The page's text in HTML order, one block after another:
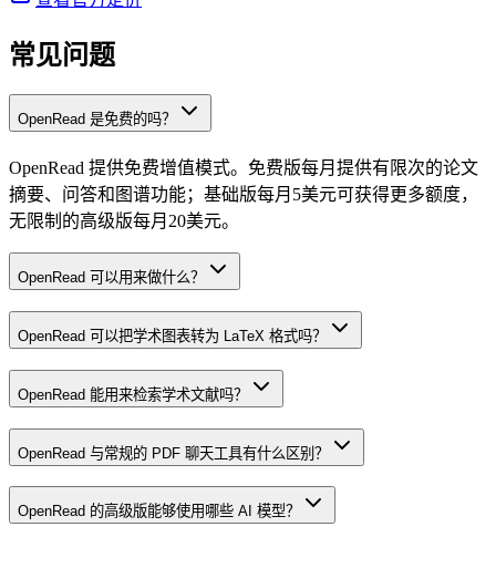
常见问题
OpenRead 是免费的吗？
OpenRead 提供免费增值模式。免费版每月提供有限次的论文
摘要、问答和图谱功能；基础版每月5美元可获得更多额度，
无限制的高级版每月20美元。
OpenRead 可以用来做什么？
OpenRead 可以把学术图表转为 LaTeX 格式吗？
OpenRead 能用来检索学术文献吗？
OpenRead 与常规的 PDF 聊天工具有什么区别？
OpenRead 的高级版能够使用哪些 AI 模型？